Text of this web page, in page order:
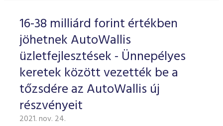
16-38 milliárd forint értékben
jöhetnek AutoWallis
üzletfejlesztések - Ünnepélyes
keretek között vezették be a
tőzsdére az AutoWallis új
részvényeit
2021. nov. 24.